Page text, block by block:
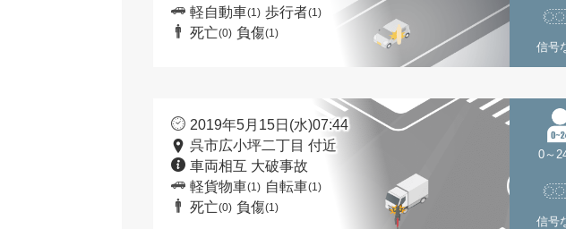
軽自動車(1) 歩行者(1)
死亡(0) 負傷(1)
信号
2019年5月15日(水)07:44
呉市広小坪二丁目 付近
車両相互 大破事故
軽貨物車(1) 自転車(1)
死亡(0) 負傷(1)
0～
信号